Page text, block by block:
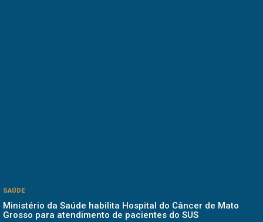
SAÚDE
Ministério da Saúde habilita Hospital do Câncer de Mato
Grosso para atendimento de pacientes do SUS